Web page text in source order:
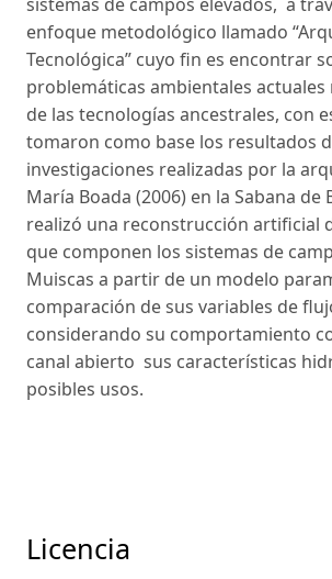
enfoque metodológico llamado
Tecnológica” cuyo fin es encontrar
problemáticas ambientales actuales
de las tecnologías ancestrales, con
tomaron como base los resultados
investigaciones realizadas por la
María Boada (2006) en la Sabana de
realizó una reconstrucción artificial
que componen los sistemas de
Muiscas a partir de un modelo
comparación de sus variables de
considerando su comportamiento
canal abierto sus características
posibles usos.
Licencia